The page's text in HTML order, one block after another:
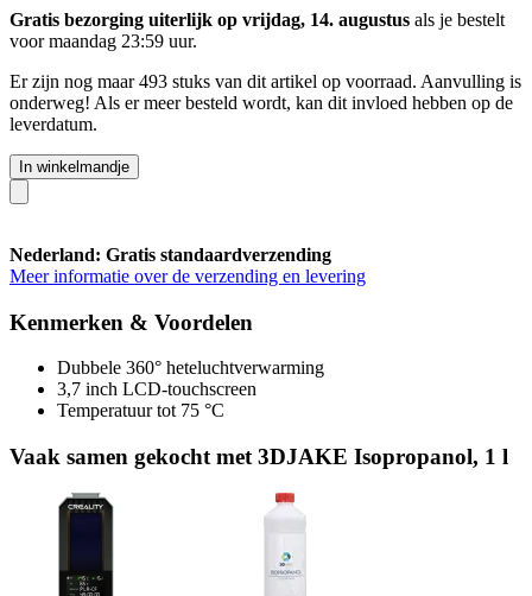
Gratis bezorging uiterlijk op vrijdag, 14. augustus als je bestelt
voormaandag 23:59 uur.
Er zijn nog maar 493 stuks van dit artikel op voorraad. Aanvulling is
onderweg! Als er meer besteld wordt, kan dit invloed hebben op de
leverdatum.
In winkelmandje
Nederland: Gratis standaardverzending
Meer informatie over de verzending en levering
Kenmerken & Voordelen
Dubbele 360° heteluchtverwarming
3,7 inch LCD-touchscreen
Temperatuur tot 75 °C
Vaak samen gekocht met 3DJAKE Isopropanol, 1 l